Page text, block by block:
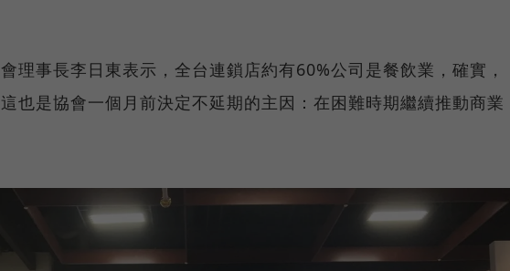
理事長李日東表示，全台連鎖店約有60%公司是餐飲業，確實，
也是協會一個月前決定不延期的主因：在困難時期繼續推動商業